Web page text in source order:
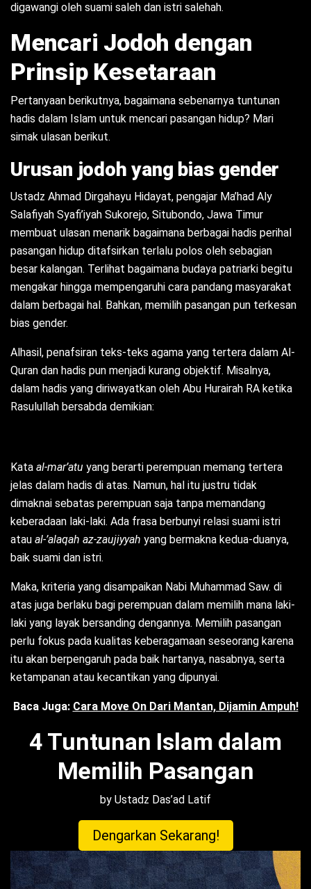
digawangi oleh suami saleh dan istri salehah.
Mencari Jodoh dengan
Prinsip Kesetaraan
Pertanyaan berikutnya, bagaimana sebenarnya tuntunan
hadis dalam Islam untuk mencari pasangan hidup? Mari
simak ulasan berikut.
Urusan jodoh yang bias gender
Ustadz Ahmad Dirgahayu Hidayat, pengajar Ma’had Aly
Salafiyah Syafi’iyah Sukorejo, Situbondo, Jawa Timur
membuat ulasan menarik bagaimana berbagai hadis perihal
pasangan hidup ditafsirkan terlalu polos oleh sebagian
besar kalangan. Terlihat bagaimana budaya patriarki begitu
mengakar hingga mempengaruhi cara pandang masyarakat
dalam berbagai hal. Bahkan, memilih pasangan pun terkesan
bias gender.
Alhasil, penafsiran teks-teks agama yang tertera dalam Al-
Quran dan hadis pun menjadi kurang objektif. Misalnya,
dalam hadis yang diriwayatkan oleh Abu Hurairah RA ketika
Rasulullah bersabda demikian:
Kata al-mar’atu yang berarti perempuan memang tertera
jelas dalam hadis di atas. Namun, hal itu justru tidak
dimaknai sebatas perempuan saja tanpa memandang
keberadaan laki-laki. Ada frasa berbunyi relasi suami istri
atau al-’alaqah az-zaujiyyah yang bermakna kedua-duanya,
baik suami dan istri.
Maka, kriteria yang disampaikan Nabi Muhammad Saw. di
atas juga berlaku bagi perempuan dalam memilih mana laki-
laki yang layak bersanding dengannya. Memilih pasangan
perlu fokus pada kualitas keberagamaan seseorang karena
itu akan berpengaruh pada baik hartanya, nasabnya, serta
ketampanan atau kecantikan yang dipunyai.
Baca Juga: Cara Move On Dari Mantan, Dijamin Ampuh!
4 Tuntunan Islam dalam
Memilih Pasangan
by Ustadz Das’ad Latif
Dengarkan Sekarang!